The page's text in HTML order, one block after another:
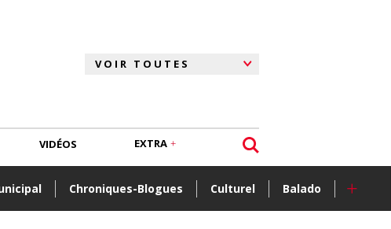
Chroniques-Blogues Culturel Balado +
VIDÉOS EXTRA